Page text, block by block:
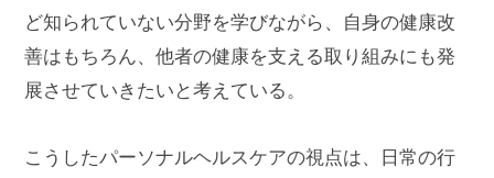
ど知られていない分野を学びながら、自身の健康改
善はもちろん、他者の健康を支える取り組みにも発
展させていきたいと考えている。
こうしたパーソナルヘルスケアの視点は、日常の行